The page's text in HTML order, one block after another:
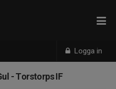
Logga in
- Torstorps IF